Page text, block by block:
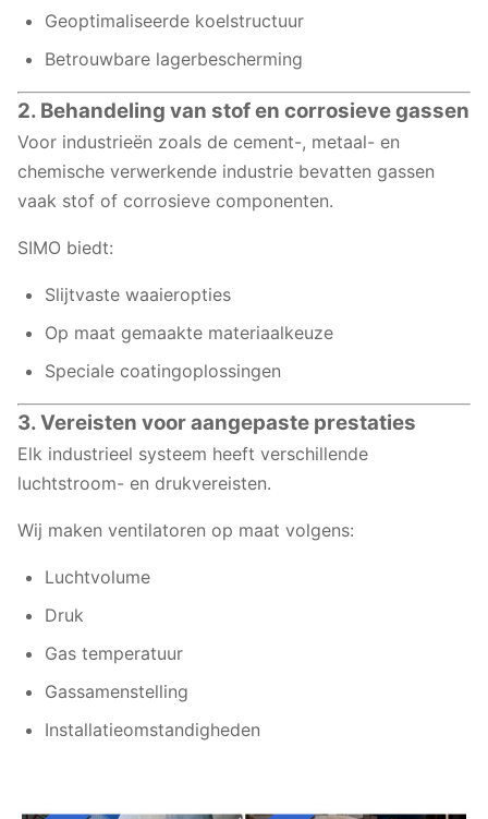
Geoptimaliseerde koelstructuur
Betrouwbare lagerbescherming
2. Behandeling van stof en corrosieve gassen
Voor industrieën zoals de cement-, metaal- en
chemische verwerkende industrie bevatten gassen
vaak stof of corrosieve componenten.
SIMO biedt:
Slijtvaste waaieropties
Op maat gemaakte materiaalkeuze
Speciale coatingoplossingen
3. Vereisten voor aangepaste prestaties
Elk industrieel systeem heeft verschillende
luchtstroom- en drukvereisten.
Wij maken ventilatoren op maat volgens:
Luchtvolume
Druk
Gas temperatuur
Gassamenstelling
Installatieomstandigheden